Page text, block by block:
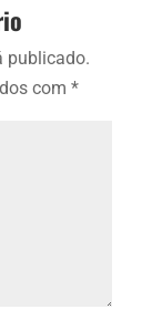
publicado.
com*